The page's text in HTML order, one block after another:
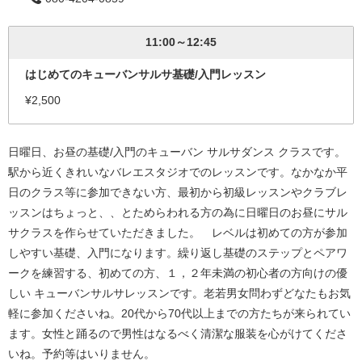
11:00～12:45
はじめてのキューバンサルサ基礎/入門レッスン
¥2,500
日曜日、お昼の基礎/入門のキューバン サルサダンス クラスです。
駅から近くきれいなバレエスタジオでのレッスンです。なかなか平
日のクラス等に参加できない方、最初から初級レッスンやクラブレ
ッスンはちょっと、、とためらわれる方の為に日曜日のお昼にサル
サクラスを作らせていただきました。 レベルは初めての方が参加
しやすい基礎、入門になります。繰り返し基礎のステップとペアワ
ークを練習する、初めての方、１，２年未満の初心者の方向けの優
しい キューバンサルサレッスンです。老若男女問わずどなたもお気
軽に参加くださいね。20代から70代以上までの方たちが来られてい
ます。女性と踊るので男性はなるべく清潔な服装を心がけてくださ
いね。予約等はいりません。